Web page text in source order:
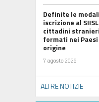
Definite le
iscrizione al
cittadini stranieri
formati nei
origine
7 agosto 2026
ALTRE NOTIZIE